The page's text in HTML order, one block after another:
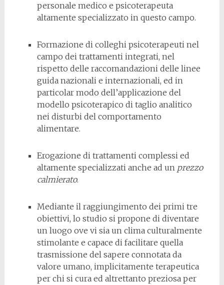
personale medico e psicoterapeuta
altamente specializzato in questo campo.
Formazione di colleghi psicoterapeuti nel
campo dei trattamenti integrati, nel
rispetto delle raccomandazioni delle linee
guida nazionali e internazionali, ed in
particolar modo dell’applicazione del
modello psicoterapico di taglio analitico
nei disturbi del comportamento
alimentare.
Erogazione di trattamenti complessi ed
altamente specializzati anche ad un prezzo
calmierato.
Mediante il raggiungimento dei primi tre
obiettivi, lo studio si propone di diventare
un luogo ove vi sia un clima culturalmente
stimolante e capace di facilitare quella
trasmissione del sapere connotata da
valore umano, implicitamente terapeutica
per chi si cura ed altrettanto preziosa per